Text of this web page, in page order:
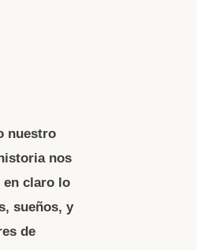
nuestro
nos
en claro lo
sueños, y
de